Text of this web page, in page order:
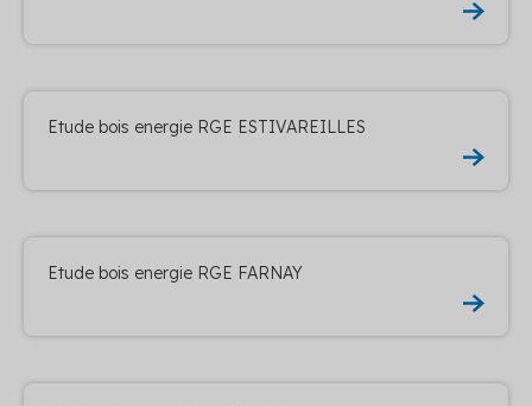
Etude bois energie RGE ESTIVAREILLES
Etude bois energie RGE FARNAY